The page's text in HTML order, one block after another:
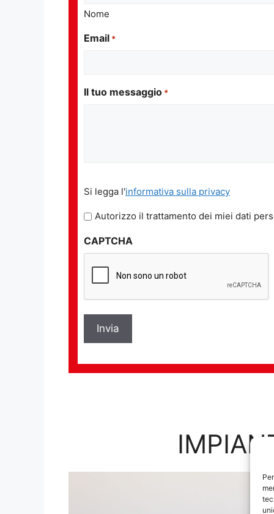
Nome
Email *
Il tuo messaggio *
legga
l'informativa
privacy
Si legga l'informativa sulla privacy
Autorizzo il trattamento dei miei dati
CAPTCHA